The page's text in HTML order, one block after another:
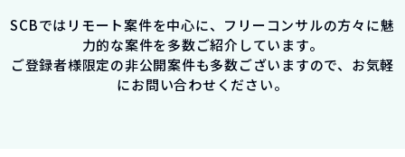
SCBではリモート案件を中心に、フリーコンサルの方々に魅
力的な案件を多数ご紹介しています。
ご登録者様限定の非公開案件も多数ございますので、お気軽
にお問い合わせください。